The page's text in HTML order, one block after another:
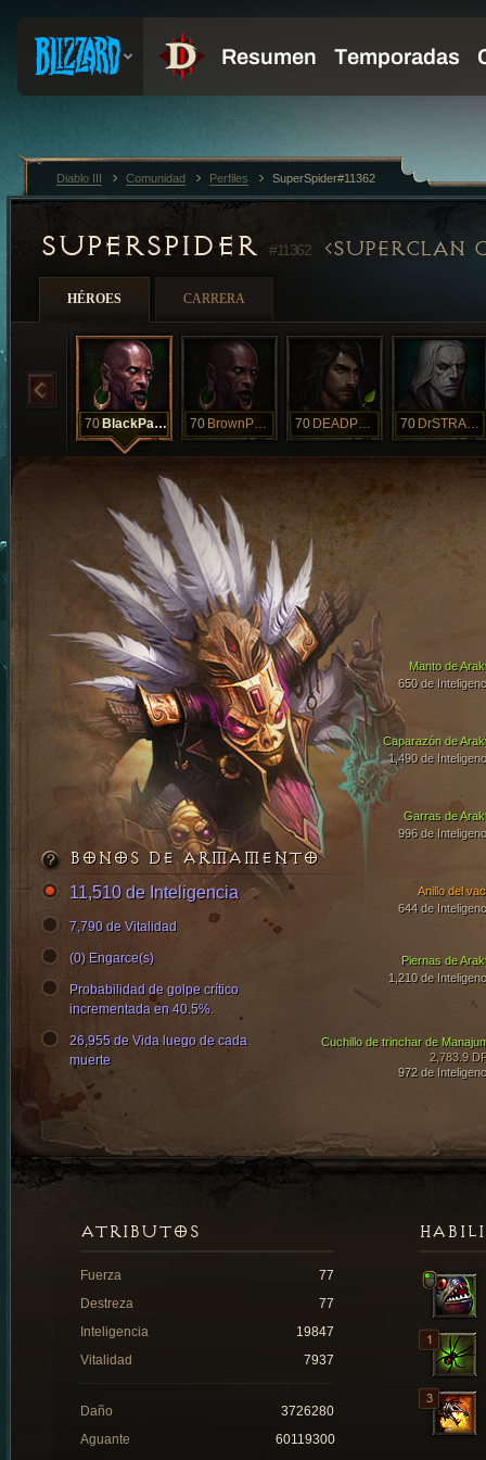
SUPERSPIDER #11362 SUPERCLAN
HÉROES CARRERA
70 BlackPanther 70 BrownPanther 70 DEADPOOL 70 DrSTRANGE
Caparazón de
1,490 de
Garras de
996 de
Manto de
650 de
Piernas de
1,210 de
Cuchillo de trinchar de
2,783.9
972 de
Anillo del
644 de
BONOS DE ARMAMENTO
11,510 de Inteligencia
7,790 de Vitalidad
(0) Engarce(s)
Probabilidad de golpe crítico
incrementada en 40.5%.
26,955 de Vida luego de cada
muerte
ATRIBUTOS
Fuerza
77
Destreza
77
Inteligencia
19847
Vitalidad
7937
Daño
3726280
Aguante
60119300
Diablo III Comunidad Perfiles SuperSpider#11362